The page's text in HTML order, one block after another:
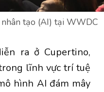
tạo (AI) tại WWDC
ra ở Cupertino,
lĩnh vực trí tuệ
hình AI đám mây